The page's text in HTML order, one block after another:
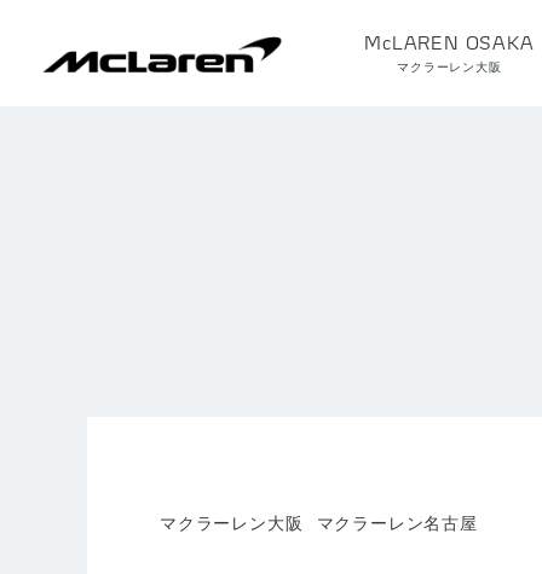
McLAREN OSAKA
マクラーレン大阪
マクラーレン大阪 マクラーレン名古屋